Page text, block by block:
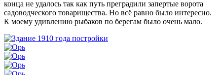
конца не удалось так как путь преградили запертые ворота
садоводческого товарищества. Но всё равно было интересно.
К моему удивлению рыбаков по берегам было очень мало.